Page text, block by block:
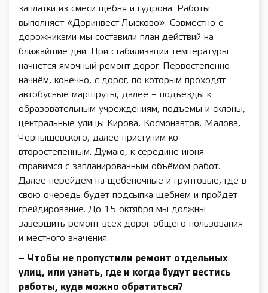
заплатки из смеси щебня и гудрона. Работы
выполняет «Доринвест-Лысково». Совместно с
дорожниками мы составили план действий на
ближайшие дни. При стабилизации температуры
начнётся ямочный ремонт дорог. Первостепенно
начнём, конечно, с дорог, по которым проходят
автобусные маршруты, далее – подъезды к
образовательным учреждениям, подъёмы и склоны,
центральные улицы Кирова, Космонавтов, Малова,
Чернышевского, далее приступим ко
второстепенным. Думаю, к середине июня
справимся с запланированным объёмом работ.
Далее перейдём на щебёночные и грунтовые, где в
свою очередь будет подсыпка щебнем и пройдёт
грейдирование. До 15 октября мы должны
завершить ремонт всех дорог общего пользования
и местного значения.
– Чтобы не пропустили ремонт отдельных
улиц, или узнать, где и когда будут вестись
работы, куда можно обратиться?